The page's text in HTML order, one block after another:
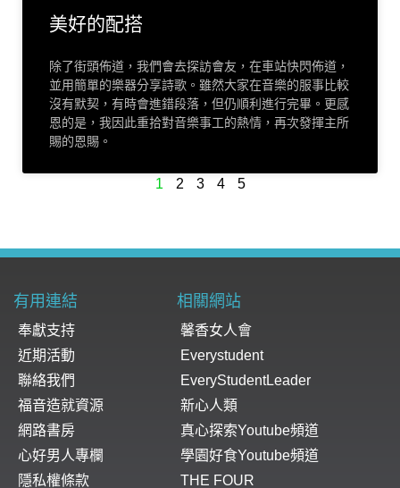
美好的配搭
除了街頭佈道，我們會去探訪會友，在車站快閃佈道，
並用簡單的樂器分享詩歌。雖然大家在音樂的服事比較
沒有默契，有時會進錯段落，但仍順利進行完畢。更感
恩的是，我因此重拾對音樂事工的熱情，再次發揮主所
賜的恩賜。
1 2 3 4 5
有用連結 相關網站
奉獻支持
近期活動
聯絡我們
福音造就資源
網路書房
心好男人專欄
隱私權條款
馨香女人會
Everystudent
EveryStudentLeader
新心人類
真心探索Youtube頻道
學園好食Youtube頻道
THE FOUR